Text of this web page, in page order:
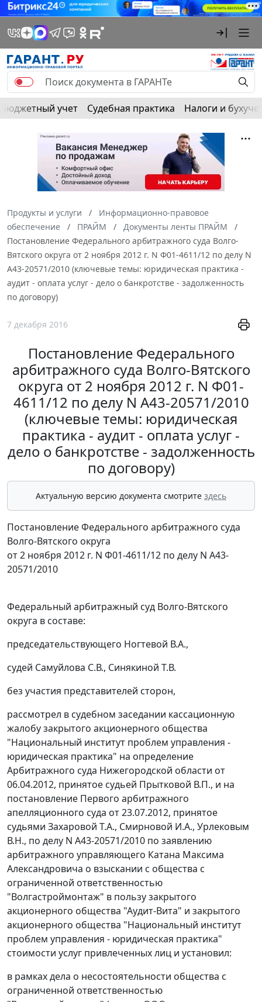
Бюджетный учет Судебная практика Налоги и
Продукты и услуги
Информационно-правовое
обеспечение
ПРАЙМ
Документы ленты ПРАЙМ
Постановление Федерального арбитражного суда Волго-
Вятского округа от 2 ноября 2012 г. N Ф01-4611/12 по делу N
А43-20571/2010 (ключевые темы: юридическая практика -
аудит - оплата услуг - дело о банкротстве - задолженность
по договору)
7 декабря 2016
Постановление Федерального
арбитражного суда Волго-Вятского
округа от 2 ноября 2012 г. N Ф01-
4611/12 по делу N А43-20571/2010
(ключевые темы: юридическая
практика - аудит - оплата услуг -
дело о банкротстве - задолженность
по договору)
Актуальную версию документа смотрите здесь
Постановление Федерального арбитражного суда
Волго-Вятского округа
от 2 ноября 2012 г. N Ф01-4611/12 по делу N А43-
20571/2010
Федеральный арбитражный суд Волго-Вятского
округа в составе:
председательствующего Ногтевой В.А.,
судей Самуйлова С.В., Синякиной Т.В.
без участия представителей сторон,
рассмотрел в судебном заседании кассационную
жалобу закрытого акционерного общества
"Национальный институт проблем управления -
юридическая практика" на определение
Арбитражного суда Нижегородской области от
06.04.2012, принятое судьей Прытковой В.П., и на
постановление Первого арбитражного
апелляционного суда от 23.07.2012, принятое
судьями Захаровой Т.А., Смирновой И.А., Урлековым
В.Н., по делу N А43-20571/2010 по заявлению
арбитражного управляющего Катана Максима
Александровича о взыскании с общества с
ограниченной ответственностью
"Волгастроймонтаж" в пользу закрытого
акционерного общества "Аудит-Вита" и закрытого
акционерного общества "Национальный институт
проблем управления - юридическая практика"
стоимости услуг привлеченных лиц и установил:
в рамках дела о несостоятельности общества с
ограниченной ответственностью